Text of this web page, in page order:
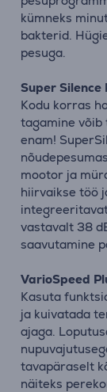
kümneks
bakterid.
pesuga.
Super Silence
Kodu korras
tagamine võib
enam!
mootor ja
hiirvaikse töö
vastavalt 38
saavutamine
VarioSpeed
Kasuta
ja kuivatada
ajaga.
tavapäraselt
näiteks